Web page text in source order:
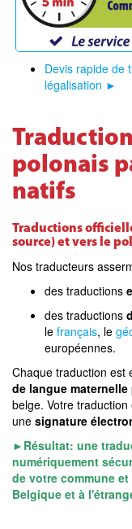
Devis rapide de
légalisation ►
polonais
natifs
Traductions
source) et vers le
Nos traducteurs
des traductions
des traductions
le français, le
européennes.
Chaque traduction est
de langue
belge. Votre
une signature
►Résultat: une
numériquement
de votre commune
Belgique et à